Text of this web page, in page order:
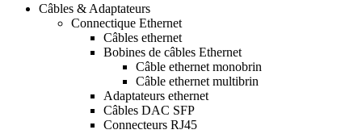
Câbles & Adaptateurs
Connectique Ethernet
Câbles ethernet
Bobines de câbles Ethernet
Câble ethernet monobrin
Câble ethernet multibrin
Adaptateurs ethernet
Câbles DAC SFP
Connecteurs RJ45